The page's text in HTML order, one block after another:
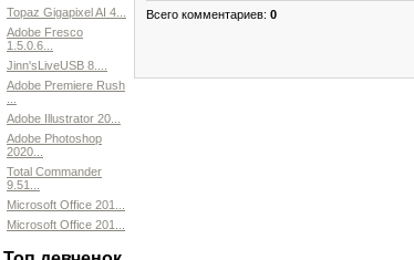
Topaz Gigapixel AI 4...
Adobe Fresco
1.5.0.6...
Jinn'sLiveUSB 8....
Adobe Premiere Rush
Adobe Illustrator 20...
Adobe Photoshop
2020...
Total Commander
9.51...
Microsoft Office 201...
Microsoft Office 201...
Всего комментариев: 0